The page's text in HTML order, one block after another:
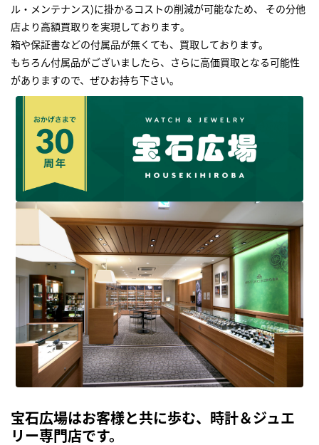
ル・メンテナンス)に掛かるコストの削減が可能なため、 その分他
店より高額買取りを実現しております｡
箱や保証書などの付属品が無くても、買取しております。
もちろん付属品がございましたら、さらに高価買取となる可能性
がありますので、ぜひお持ち下さい｡
宝石広場はお客様と共に歩む、時計＆ジュエ
リー専門店です。